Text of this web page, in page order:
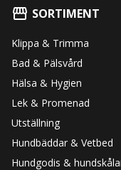
SORTIMENT
Klippa & Trimma
Bad & Pälsvård
Hälsa & Hygien
Lek & Promenad
Utställning
Hundbäddar & Vetbed
Hundgodis &